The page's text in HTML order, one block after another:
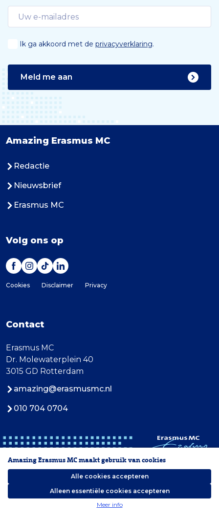
Ik ga akkoord met de privacyverklaring.
Meld me aan
Amazing Erasmus MC
Redactie
Nieuwsbrief
Erasmus MC
Volg ons op
Cookies Disclaimer Privacy
Contact
Erasmus MC
Dr. Molewaterplein 40
3015 GD Rotterdam
amazing@erasmusmc.nl
010 704 0704
2026 Erasmus MC
Amazing Erasmus MC maakt gebruik van cookies
Alle cookies accepteren
Alleen essentiële cookies accepteren
Meer info